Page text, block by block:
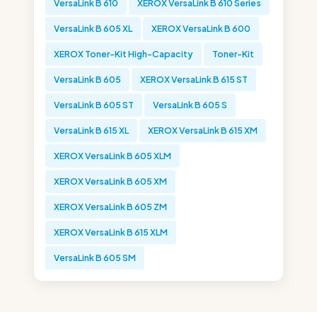
VersaLink B 610 XEROX VersaLink B 610 Series
VersaLink B 605 XL XEROX VersaLink B 600
XEROX Toner-Kit High-Capacity Toner-Kit
VersaLink B 605 XEROX VersaLink B 615 ST
VersaLink B 605 ST VersaLink B 605 S
VersaLink B 615 XL XEROX VersaLink B 615 XM
XEROX VersaLink B 605 XLM
XEROX VersaLink B 605 XM
XEROX VersaLink B 605 ZM
XEROX VersaLink B 615 XLM
VersaLink B 605 SM